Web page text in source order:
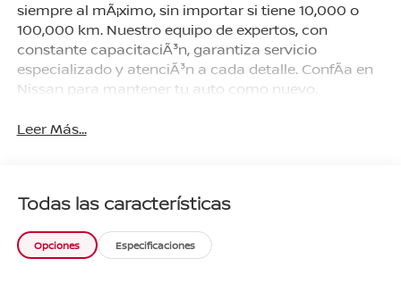
siempre al mÃ¡ximo, sin importar si tiene 10,000 o
100,000 km. Nuestro equipo de expertos, con
constante capacitaciÃ³n, garantiza servicio
especializado y atenciÃ³n a cada detalle. ConfÃ­a en
Nissan para mantener tu auto como nuevo.
Leer Más...
Todas las características
Opciones Especificaciones